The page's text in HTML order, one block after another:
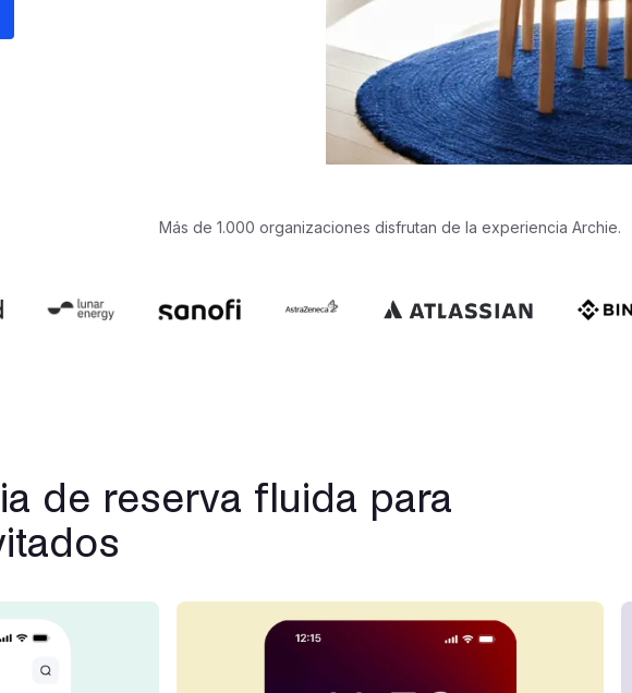
Más de 1.000 organizaciones disfrutan de la experiencia Archie.
de reserva fluida para